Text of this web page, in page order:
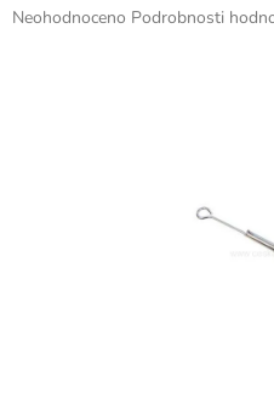
Průměrné
Neohodnoceno Podrobnosti